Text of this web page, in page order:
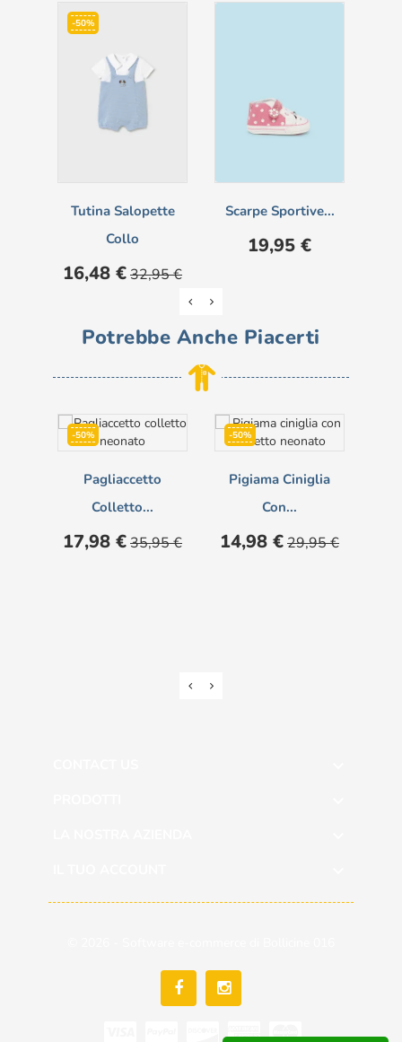
-50%
Tutina Salopette
Collo
Prezzo
16,48 € Prezzo
base
32,95 €
Scarpe Sportive...
Prezzo
19,95 €
Potrebbe Anche Piacerti
-50%
Pagliaccetto
Colletto...
Prezzo
17,98 € Prezzo
base
35,95 €
-50%
Pigiama Ciniglia
Con...
Prezzo
14,98 € Prezzo
base
29,95 €